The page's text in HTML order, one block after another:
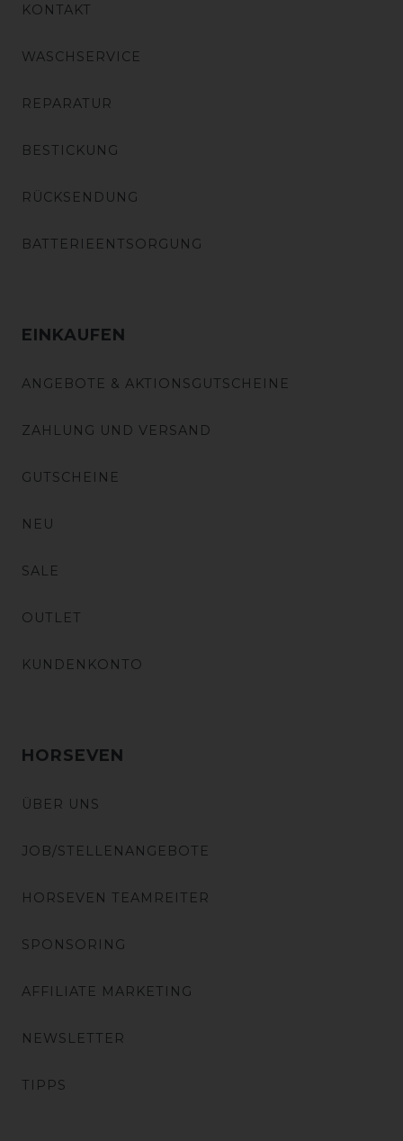
KONTAKT
WASCHSERVICE
REPARATUR
BESTICKUNG
RÜCKSENDUNG
BATTERIEENTSORGUNG
EINKAUFEN
ANGEBOTE & AKTIONSGUTSCHEINE
ZAHLUNG UND VERSAND
GUTSCHEINE
NEU
SALE
OUTLET
KUNDENKONTO
HORSEVEN
ÜBER UNS
JOB/STELLENANGEBOTE
HORSEVEN TEAMREITER
SPONSORING
AFFILIATE MARKETING
NEWSLETTER
TIPPS